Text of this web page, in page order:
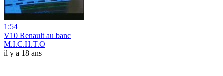
1:54
V10 Renault au banc
M.I.C.H.T.O
il y a 18 ans